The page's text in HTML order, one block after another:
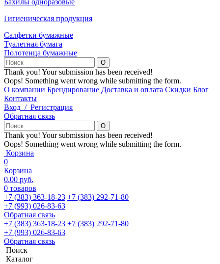
Бахилы одноразовые
Гигиеническая продукция
Салфетки бумажные
Туалетная бумага
Полотенца бумажные
Thank you! Your submission has been received!
Oops! Something went wrong while submitting the form.
О компании Брендирование Доставка и оплата Скидки Блог
Контакты
Вход / Регистрация
Обратная связь
Thank you! Your submission has been received!
Oops! Something went wrong while submitting the form.
Корзина
0
Корзина
0.00 руб.
0 товаров
+7 (383) 363-18-23 +7 (383) 292-71-80
+7 (993) 026-83-63
Обратная связь
+7 (383) 363-18-23 +7 (383) 292-71-80
+7 (993) 026-83-63
Обратная связь
Поиск
Каталог